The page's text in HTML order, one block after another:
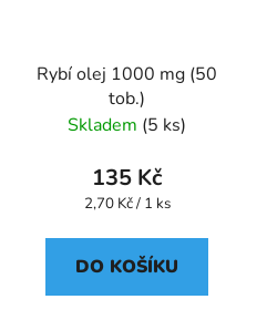
Rybí olej 1000 mg (50
tob.)
Skladem (5 ks)
135 Kč
Měrná
2,70 Kč / 1 ks
DO KOŠÍKU